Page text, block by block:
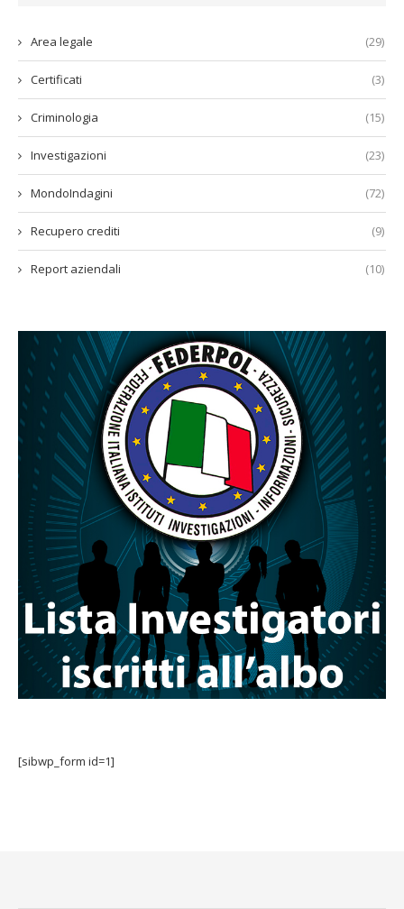
Area legale (29)
Certificati (3)
Criminologia (15)
Investigazioni (23)
MondoIndagini (72)
Recupero crediti (9)
Report aziendali (10)
[sibwp_form id=1]